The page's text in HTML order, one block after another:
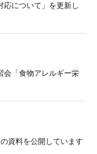
応について」を更新し
会「食物アレルギー栄
資料を公開しています